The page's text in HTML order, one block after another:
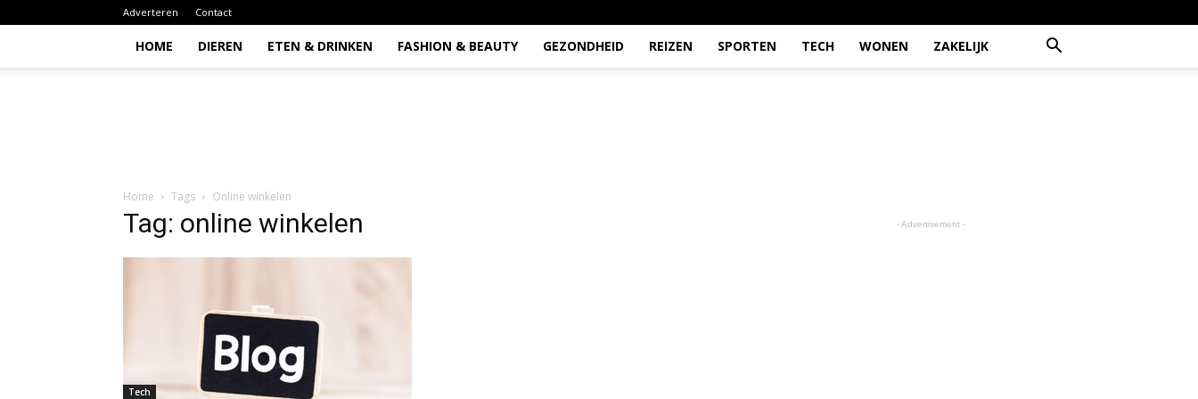
Adverteren Contact
HOME DIEREN ETEN & DRINKEN FASHION & BEAUTY GEZONDHEID REIZEN SPORTEN TECH WONEN ZAKELIJK
Home Tags Online winkelen
Tag: online winkelen
Tech
- Advertisement -